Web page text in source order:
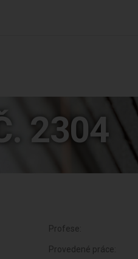
2304
Profese:
Provedené práce: